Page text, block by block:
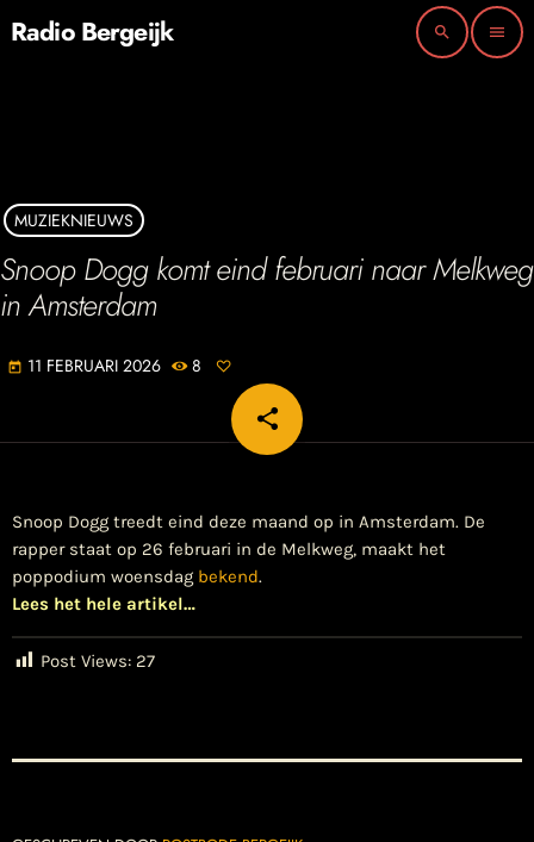
Radio Bergeijk search menu
MUZIEKNIEUWS
Snoop Dogg komt eind februari naar Melkweg
in Amsterdam
today 11 FEBRUARI 2026 8
share
email
Snoop Dogg treedt eind deze maand op in Amsterdam. De
rapper staat op 26 februari in de Melkweg, maakt het
poppodium woensdag bekend.
Lees het hele artikel…
Post Views: 27